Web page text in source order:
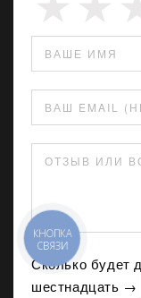
ВАШЕ ИМЯ
ВАШ EMAIL
ОТЗЫВ ИЛИ
Сколько будет
шестнадцать →
КНОПКА
СВЯЗИ